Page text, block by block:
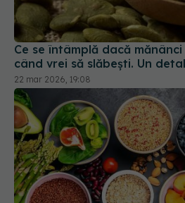
Ce se întâmplă dacă
când vrei să slăbești. Un
22 mar 2026, 19:08